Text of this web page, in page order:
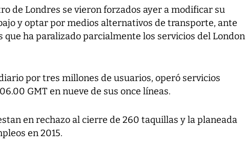
de Londres se vieron forzados ayer a modificar su
y optar por medios alternativos de transporte, ante
que ha paralizado parcialmente los servicios del London
por tres millones de usuarios, operó servicios
GMT en nueve de sus once líneas.
en rechazo al cierre de 260 taquillas y la planeada
en 2015.